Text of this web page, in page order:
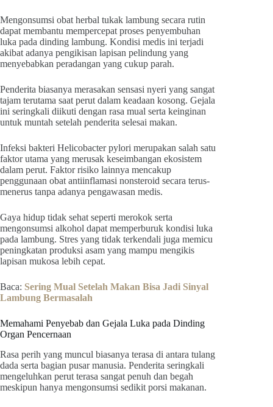
Mengonsumsi obat herbal tukak lambung secara rutin
dapat membantu mempercepat proses penyembuhan
luka pada dinding lambung. Kondisi medis ini terjadi
akibat adanya pengikisan lapisan pelindung yang
menyebabkan peradangan yang cukup parah.
Penderita biasanya merasakan sensasi nyeri yang sangat
tajam terutama saat perut dalam keadaan kosong. Gejala
ini seringkali diikuti dengan rasa mual serta keinginan
untuk muntah setelah penderita selesai makan.
Infeksi bakteri Helicobacter pylori merupakan salah satu
faktor utama yang merusak keseimbangan ekosistem
dalam perut. Faktor risiko lainnya mencakup
penggunaan obat antiinflamasi nonsteroid secara terus-
menerus tanpa adanya pengawasan medis.
Gaya hidup tidak sehat seperti merokok serta
mengonsumsi alkohol dapat memperburuk kondisi luka
pada lambung. Stres yang tidak terkendali juga memicu
peningkatan produksi asam yang mampu mengikis
lapisan mukosa lebih cepat.
Baca: Sering Mual Setelah Makan Bisa Jadi Sinyal
Lambung Bermasalah
Memahami Penyebab dan Gejala Luka pada Dinding
Organ Pencernaan
Rasa perih yang muncul biasanya terasa di antara tulang
dada serta bagian pusar manusia. Penderita seringkali
mengeluhkan perut terasa sangat penuh dan begah
meskipun hanya mengonsumsi sedikit porsi makanan.